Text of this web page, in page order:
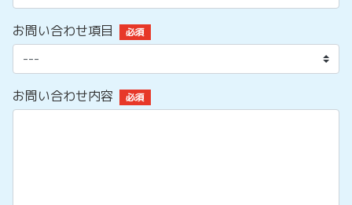
お問い合わせ項目 必須
お問い合わせ内容 必須